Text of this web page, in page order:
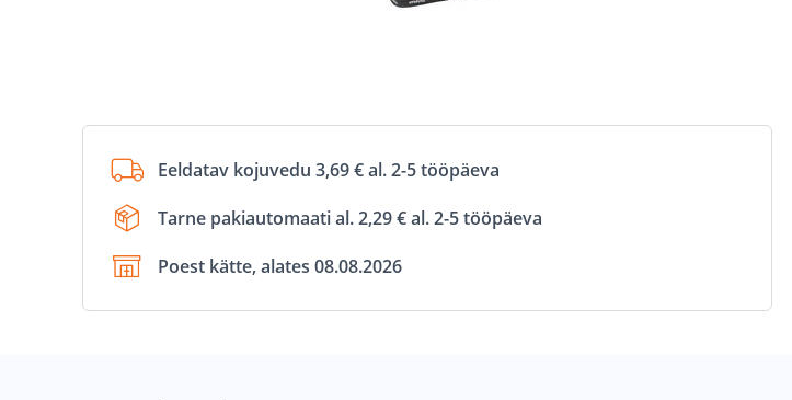
Eeldatav kojuvedu 3,69 € al. 2-5 tööpäeva
Tarne pakiautomaati al. 2,29 € al. 2-5 tööpäeva
Poest kätte, alates 08.08.2026